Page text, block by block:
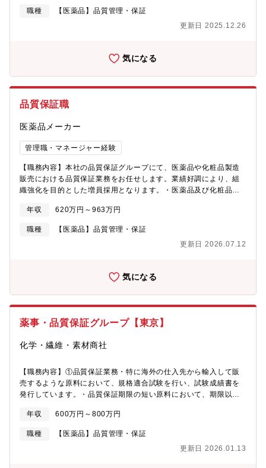
SOP・チェックリスト・判断基準の整備・社内事業部（サプライ
チェーン管理部等）へのQA教育・啓発・将来的なチームビルディ
記録のレビュー ・バリデーション、逸脱管理、変更管理、CAPA
の実施 ・治験薬GMPに関するコンサルティング 業務【キャリア
に関する基本的な知識を習得。その後、受託済のプロジェクトに
関わり、実際の業務を担当いただきます。未経験の方でも安心し
て成長できるよう、メンター制度を導入し、基礎から丁寧にサポ
ートします。【やりがい】 企業治験および医師主導治験の支援業
務を通じて、新薬開発の加速化に貢献できます。国内外の製薬会
社や病院と連携し、トップランナーの医師や研究者と接する機会
が多く、最先端の知識や技術を学ぶことができます。【組織】画
像解析事業部第2部 セラノスティクスG【背景】充当のため【勤
務地】マイクロン東京本社、または名古屋事業所、または大阪支
社
職種
【医薬品】品質管理・保証
更新日 2025.12.26
気になる
品質保証職
医薬品メーカー
管理職・マネージャー経験
【職務内容】本社の品質保証グループにて、医薬品や化粧品製造
販売における品質保証業務をお任せします。業績好調により、組
織強化を目的とした増員採用となります。・医薬品及び化粧品製
規締結・改訂・製造所から報告のある各種GMPイベントの処理
（変更管理、逸脱管理など）・品質情報処理（製造所への調査依
頼、情報元への回答書作成など）・その他自己点検、教育訓練な
ど【働き方】■出張年10～15回（内、海外1～2回）製剤および原
が可能です■想定残業 月10時間～20時間【組織構成】信頼性保証
1人 その他２人 計４名【魅力】■外用剤ジェネリックのトップ
年間の環境を見据えて開発しております。■外用剤のジェネリック
りがいのある環境です。 ■現在、会社は変革期を迎えており経営
に取り組んでいます。■中途採用も積極的に行われております。
年収 620万円～963万円
職種
【医薬品】品質管理・保証
更新日 2026.07.12
気になる
薬事・品質保証グループ【東京】
化学・繊維・素材商社
【職務内容】①品質保証業務・特に海外の仕入先から輸入して販
売するような原料において、規格適合試験を行い、試験成績書を
発行しています。・品質保証期限の短い原料において、期限以降
か？を確認しています。・得意先様の専用書式仕様書の記入をお
手伝いしています。②品質管理業務・特に海外の仕入先から輸入
して販売するような原料において、規格書を作成しています。お
客様によっては個別の専用規格を求められる様なこともありま
年収 600万円～800万円
職種
【医薬品】品質管理・保証
更新日 2026.01.13